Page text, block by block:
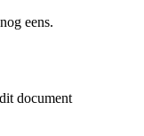
eens.
document